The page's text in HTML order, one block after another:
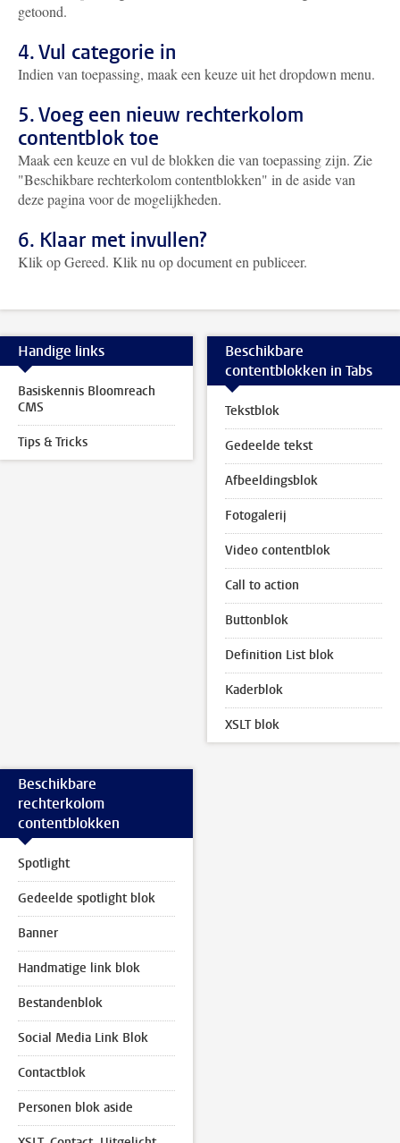
getoond.
4. Vul categorie in
Indien van toepassing, maak een keuze uit het dropdown menu.
5. Voeg een nieuw rechterkolom
contentblok toe
Maak een keuze en vul de blokken die van toepassing zijn. Zie
"Beschikbare rechterkolom contentblokken" in de aside van
deze pagina voor de mogelijkheden.
6. Klaar met invullen?
Klik op Gereed. Klik nu op document en publiceer.
Handige links
Basiskennis Bloomreach
CMS
Tips & Tricks
Beschikbare
contentblokken in Tabs
Tekstblok
Gedeelde tekst
Afbeeldingsblok
Fotogalerij
Video contentblok
Call to action
Buttonblok
Definition List blok
Kaderblok
XSLT blok
Beschikbare
rechterkolom
contentblokken
Spotlight
Gedeelde spotlight blok
Banner
Handmatige link blok
Bestandenblok
Social Media Link Blok
Contactblok
Personen blok aside